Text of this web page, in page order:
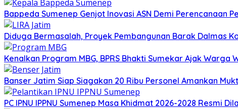
Bappeda Sumenep Genjot Inovasi ASN Demi Perencanaan
Diduga Bermasalah, Proyek Pembangunan Barak Dalmas
Kenalkan Program MBG, BPRS Bhakti Sumekar Ajak Warga
Banser Jatim Siap Siagakan 20 Ribu Personel Amankan
PC IPNU IPPNU Sumenep Masa Khidmat 2026-2028 Resmi